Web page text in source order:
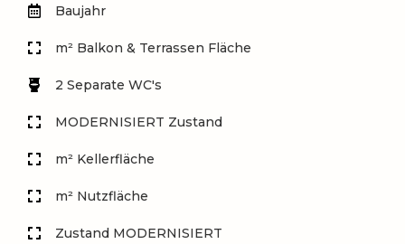
Baujahr
m² Balkon & Terrassen Fläche
2 Separate WC's
MODERNISIERT Zustand
m² Kellerfläche
m² Nutzfläche
Zustand MODERNISIERT